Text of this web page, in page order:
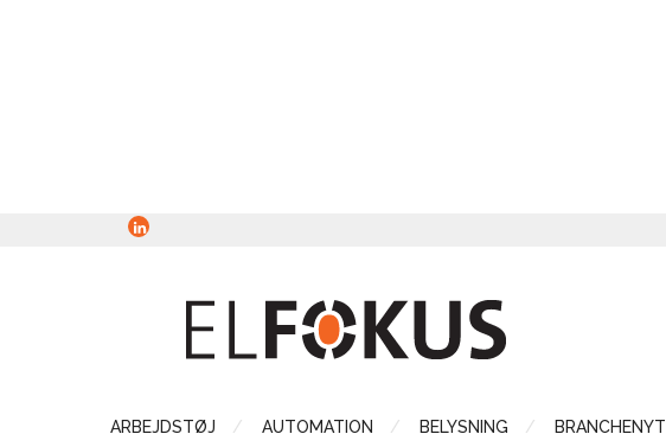
ARBEJDSTØJ AUTOMATION BELYSNING BRANCHENYT